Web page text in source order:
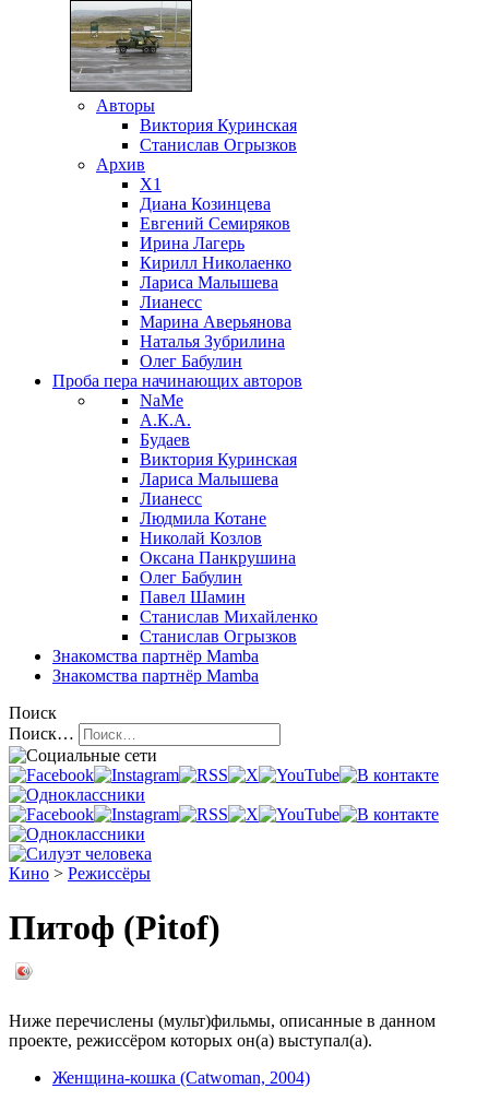
Авторы
Виктория Куринская
Станислав Огрызков
Архив
X1
Диана Козинцева
Евгений Семиряков
Ирина Лагерь
Кирилл Николаенко
Лариса Малышева
Лианесс
Марина Аверьянова
Наталья Зубрилина
Олег Бабулин
Проба пера начинающих авторов
NaMe
А.К.А.
Будаев
Виктория Куринская
Лариса Малышева
Лианесс
Людмила Котане
Николай Козлов
Оксана Панкрушина
Олег Бабулин
Павел Шамин
Станислав Михайленко
Станислав Огрызков
Знакомства партнёр Mamba
Знакомства партнёр Mamba
Поиск
Поиск…
Кино > Режиссёры
Питоф (Pitof)
Ниже перечислены (мульт)фильмы, описанные в данном
проекте, режиссёром которых он(а) выступал(а).
Женщина-кошка (Catwoman, 2004)